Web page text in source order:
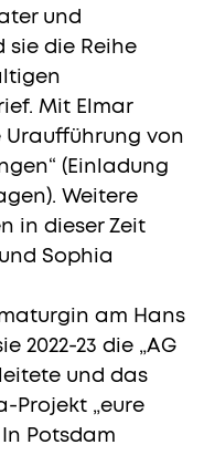
und
die Reihe
Mit Elmar
Uraufführung von
(Einladung
Weitere
in dieser Zeit
Sophia
am Hans
2022-23 die „AG
und das
Projekt „eure
Potsdam